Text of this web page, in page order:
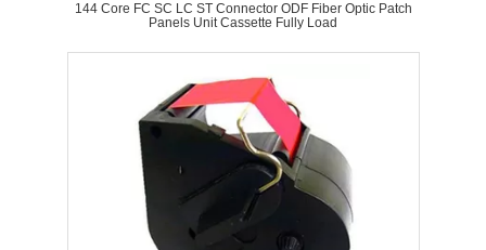
144 Core FC SC LC ST Connector ODF Fiber Optic Patch
Panels Unit Cassette Fully Load